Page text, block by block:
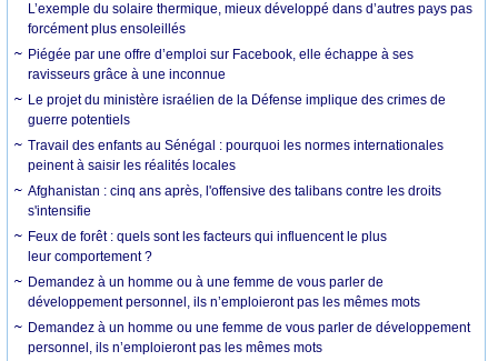
L’exemple du solaire thermique, mieux développé dans d’autres pays pas
forcément plus ensoleillés
Piégée par une offre d’emploi sur Facebook, elle échappe à ses
ravisseurs grâce à une inconnue
Le projet du ministère israélien de la Défense implique des crimes de
guerre potentiels
Travail des enfants au Sénégal : pourquoi les normes internationales
peinent à saisir les réalités locales
Afghanistan : cinq ans après, l'offensive des talibans contre les droits
s'intensifie
Feux de forêt : quels sont les facteurs qui influencent le plus
leur comportement ?
Demandez à un homme ou à une femme de vous parler de
développement personnel, ils n’emploieront pas les mêmes mots
Demandez à un homme ou une femme de vous parler de développement
personnel, ils n’emploieront pas les mêmes mots